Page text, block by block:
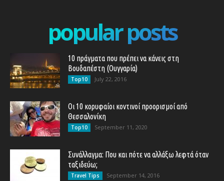
popular posts
10 πράγματα που πρέπει να κάνεις στη
Βουδαπέστη (Ουγγαρία)
Top10 July 22, 2016
Οι 10 κορυφαίοι κοντινοί προορισμοί από
Θεσσαλονίκη
Top10 September 11, 2020
Συνάλλαγμα: Που και πότε να αλλάξω λεφτά όταν
ταξιδεύω;
Travel Tips September 14, 2016